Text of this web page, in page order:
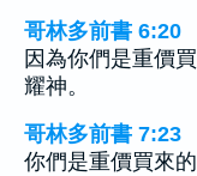
哥林多前書 6:20
因為你們是重價
耀神。
哥林多前書 7:23
你們是重價買來